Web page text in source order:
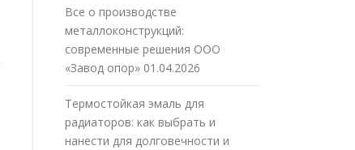
Все о производстве
металлоконструкций:
современные решения ООО
«Завод опор» 01.04.2026
Термостойкая эмаль для
радиаторов: как выбрать и
нанести для долговечности и